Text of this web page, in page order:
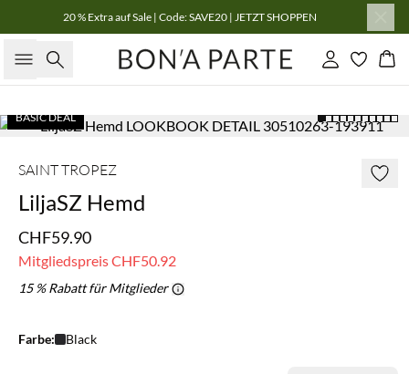
20 % Extra auf Sale | Code: SAVE20 | JETZT SHOPPEN
Suche Einloggen
BASIC DEAL
SAINT TROPEZ
LiljaSZ Hemd
CHF59.90
MitgliedspreisCHF50.92
15 % Rabatt für Mitglieder
Farbe: Black